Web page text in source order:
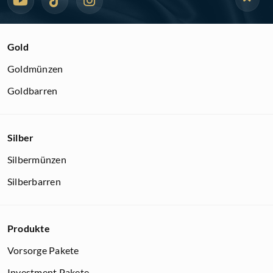
Gold
Goldmünzen
Goldbarren
Silber
Silbermünzen
Silberbarren
Produkte
Vorsorge Pakete